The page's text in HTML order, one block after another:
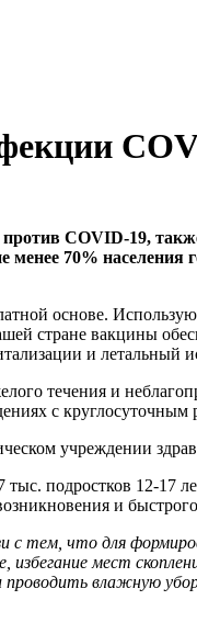
COVID-19,
менее 70%
основе.
стране вакцины
и летальный
течения и
с
учреждении
подростков 12-17
и
с тем, что для
мест
влажную